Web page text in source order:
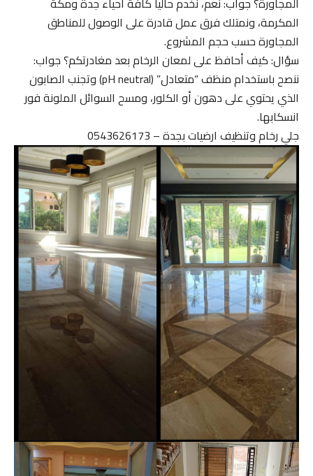
المكرمة، ونمتلك فرق عمل قادرة على الوصول للمناطق
المجاورة حسب حجم المشروع.
سؤال: كيف أحافظ على لمعان الرخام بعد مغادرتكم؟ جواب:
ننصح باستخدام منظف “متعادل” (pH neutral) وتجنب الصابون
الذي يحتوي على دهون أو الكلور، ومسح السوائل الملونة فور
انسكابها.
جلي رخام وتنظيف ارضيات بجدة – 0543626173